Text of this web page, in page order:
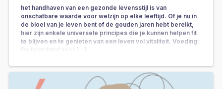
het handhaven van een gezonde levensstijl is van
onschatbare waarde voor welzijn op elke leeftijd. Of je nu in
de bloei van je leven bent of de gouden jaren hebt bereikt,
hier zijn enkele universele principes die je kunnen helpen fit
te blijven en te genieten van een leven vol vitaliteit. Voeding:
De brandstof voor […]